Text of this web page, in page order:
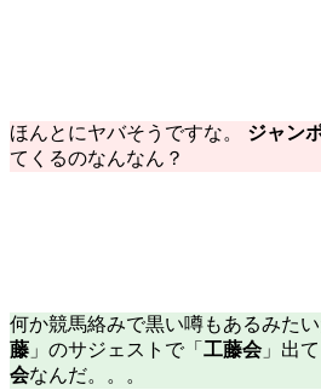
ほんとにヤバそうですな。 ジャン
てくるのなんなん？
何か競馬絡みで黒い噂もあるみたい
藤 」のサジェストで「 工藤会」出
会なんだ。。。